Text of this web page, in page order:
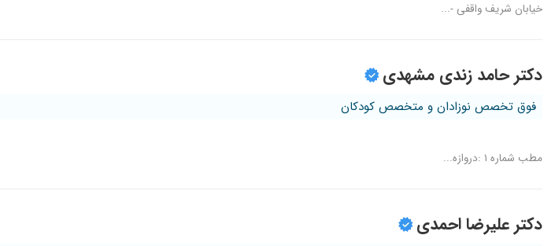
خیابان شریف واقفی -...
دکتر حامد زندی مشهدی
فوق تخصص نوزادان و متخصص کودکان
مطب شماره ۱ :دروازه...
دکتر علیرضا احمدی